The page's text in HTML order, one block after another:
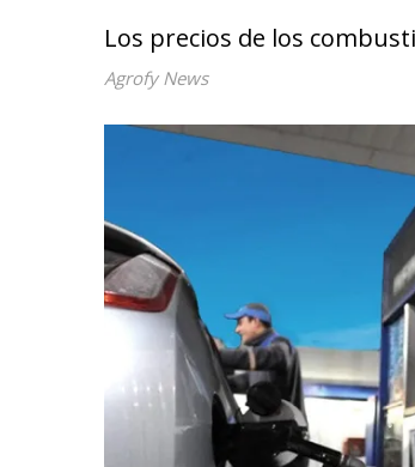
Los precios de los
Agrofy News